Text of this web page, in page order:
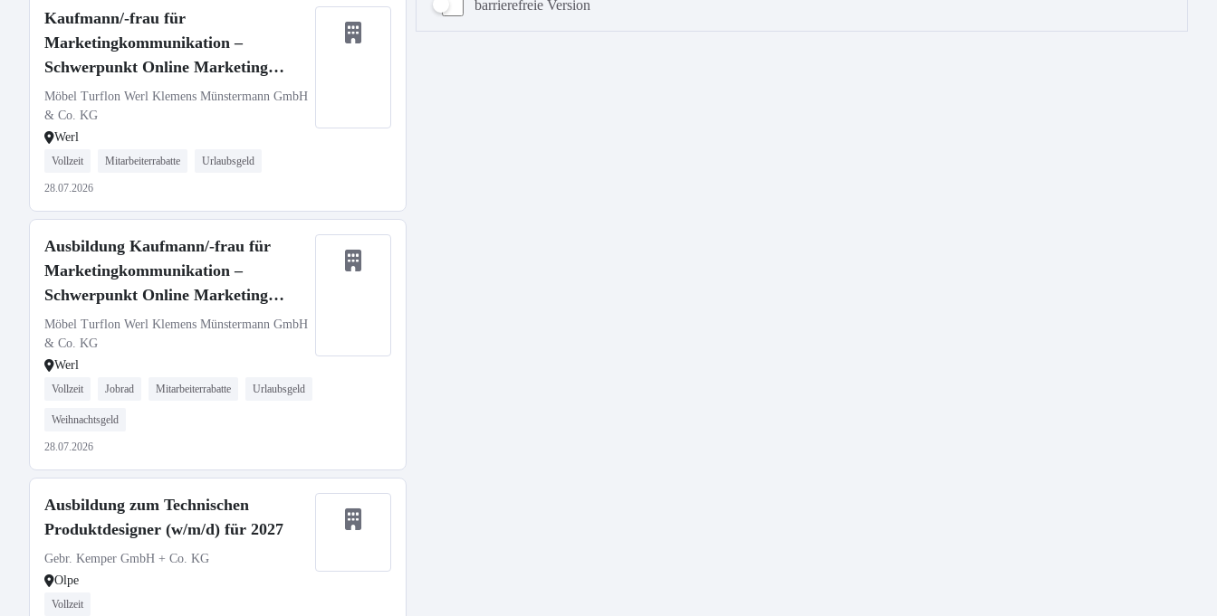
Kaufmann/-frau für
Marketingkommunikation –
Schwerpunkt Online Marketing
(m/w/d)
Möbel Turflon Werl Klemens Münstermann GmbH
& Co. KG
Werl
Vollzeit Mitarbeiterrabatte Urlaubsgeld
28.07.2026
Ausbildung Kaufmann/-frau für
Marketingkommunikation –
Schwerpunkt Online Marketing
(m/w/d)
Möbel Turflon Werl Klemens Münstermann GmbH
& Co. KG
Werl
Vollzeit Jobrad Mitarbeiterrabatte Urlaubsgeld
Weihnachtsgeld
28.07.2026
Ausbildung zum Technischen
Produktdesigner (w/m/d) für 2027
Gebr. Kemper GmbH + Co. KG
Olpe
Vollzeit
barrierefreie Version